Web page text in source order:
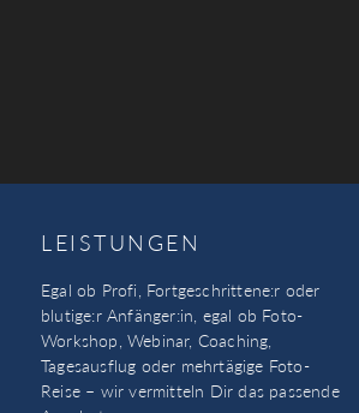
LEISTUNGEN
Egal ob Profi, Fortgeschrittene:r oder
blutige:r Anfänger:in, egal ob Foto-
Workshop, Webinar, Coaching,
Tagesausflug oder mehrtägige Foto-
Reise – wir vermitteln Dir das passende